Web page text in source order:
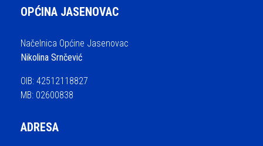
OPĆINA JASENOVAC
Načelnica Općine Jasenovac
Nikolina Srnčević
OIB: 42512118827
MB: 02600838
ADRESA